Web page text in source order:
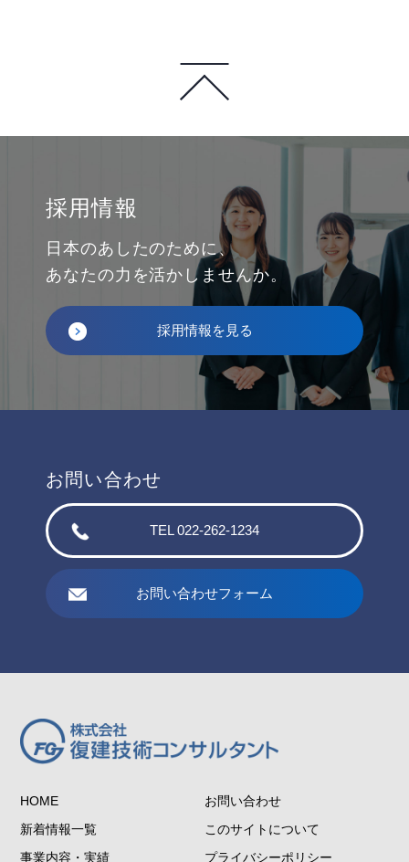
採用情報
日本のあしたのために、
あなたの力を活かしませんか。
採用情報を見る
お問い合わせ
TEL 022-262-1234
お問い合わせフォーム
HOME
新着情報一覧
事業内容・実績
お問い合わせ
このサイトについて
プライバシーポリシー